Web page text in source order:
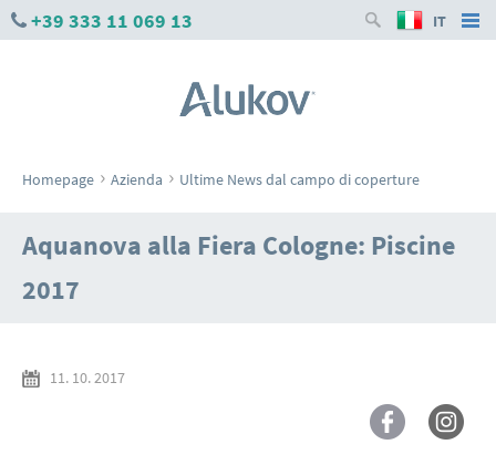
+39 333 11 069 13 IT
Homepage › Azienda › Ultime News dal campo di coperture
Aquanova alla Fiera Cologne: Piscine
2017
11. 10. 2017